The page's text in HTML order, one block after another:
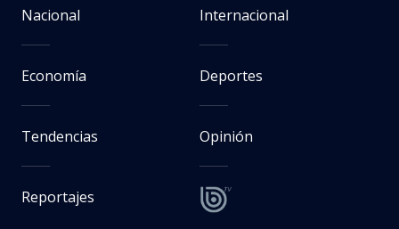
Nacional Internacional
Economía Deportes
Tendencias Opinión
Reportajes